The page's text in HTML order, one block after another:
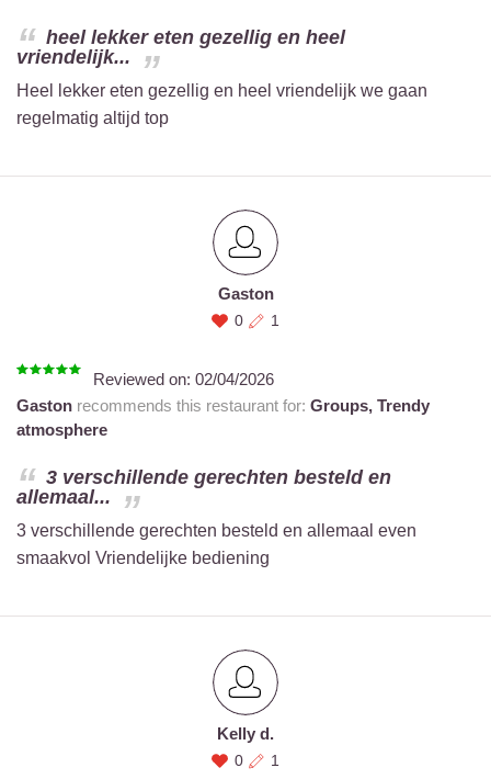
heel lekker eten gezellig en heel
vriendelijk...
Heel lekker eten gezellig en heel vriendelijk we gaan
regelmatig altijd top
Gaston
0 1
Reviewed on: 02/04/2026
Gaston recommends this restaurant for: Groups, Trendy
atmosphere
3 verschillende gerechten besteld en
allemaal...
3 verschillende gerechten besteld en allemaal even
smaakvol Vriendelijke bediening
Kelly d.
0 1